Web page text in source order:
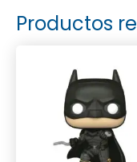
Productos